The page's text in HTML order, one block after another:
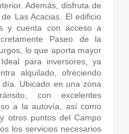
Además, disfruta de
Las Acacias. El edificio
y cuenta con acceso a
Paseo de la
lo que aporta mayor
para inversores, ya
alquilado, ofreciendo
Ubicado en una zona
con excelentes
a la autovía, así como
otros puntos del Campo
los servicios necesarios